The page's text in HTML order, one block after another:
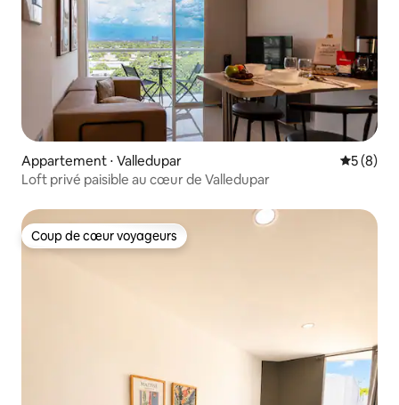
Appartement ⋅ Valledupar
5 (8)
Loft privé paisible au cœur de Valledupar
Coup de cœur voyageurs
Coup de cœur voyageurs